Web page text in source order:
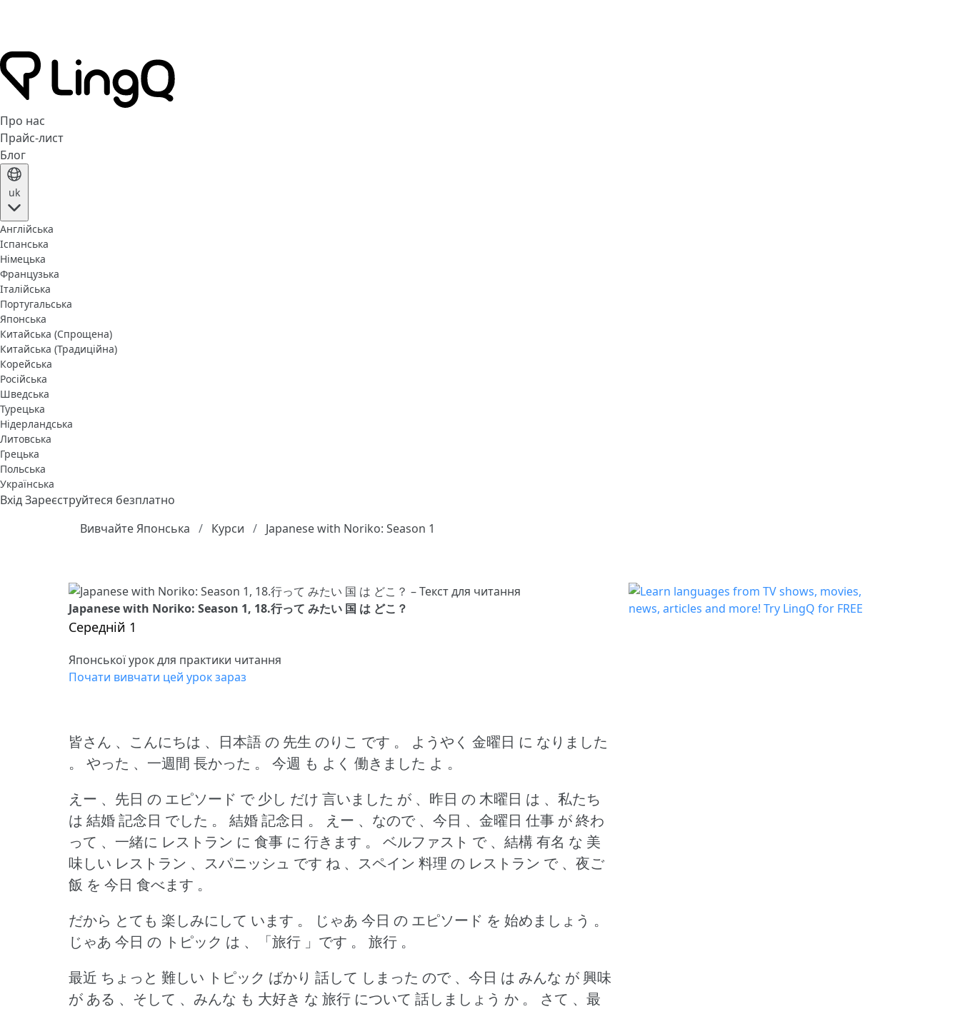
Про нас
Прайс-лист
Блог
uk
Англійська
Іспанська
Німецька
Французька
Італійська
Португальська
Японська
Китайська (Спрощена)
Китайська (Традиційна)
Корейська
Російська
Шведська
Турецька
Нідерландська
Литовська
Грецька
Польська
Українська
ВхідЗареєструйтеся безплатно
Вивчайте Японська
Курси Japanese with Noriko: Season 1
Japanese with Noriko: Season 1, 18.行って みたい 国 は どこ？
Середній 1
Японської урок для практики читання
Почати вивчати цей урок зараз
皆さん 、こんにちは 、日本語 の 先生 のりこ です 。
ようやく 金曜日 に なりました
。
やった 、一週間 長かった 。
今週 も よく 働きました よ 。
えー 、先日 の エピソード で 少し だけ 言いました が 、昨日 の 木曜日 は 、私たち
は 結婚 記念日 でした 。
結婚 記念日 。
えー 、なので 、今日 、金曜日 仕事 が 終わ
って 、一緒に レストラン に 食事 に 行きます 。
ベルファスト で 、結構 有名 な 美
味しい レストラン 、スパニッシュ です ね 、スペイン 料理 の レストラン で 、夜ご
飯 を 今日 食べます 。
だから とても 楽しみにして います 。
じゃあ 今日 の エピソード を 始めましょう 。
じゃあ 今日 の トピック は 、「旅行 」です 。
旅行 。
最近 ちょっと 難しい トピック ばかり 話して しまった ので 、今日 は みんな が 興味
が ある 、そして 、みんな も 大好き な 旅行 について 話しましょう か 。
さて 、最